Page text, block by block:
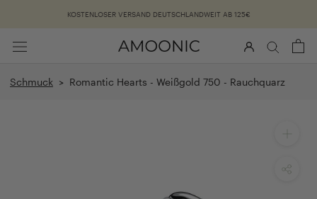
KOSTENLOSER VERSAND DEUTSCHLANDWEIT AB 125€
Schmuck > Romantic Hearts - Weißgold 750 - Rauchquarz